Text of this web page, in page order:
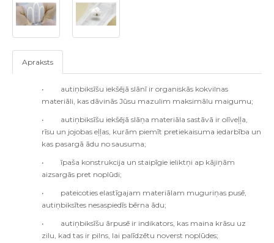
Apraksts
•
autiņbiksīšu iekšējā slānī ir organiskās kokvilnas
materiāli, kas dāvinās Jūsu mazulim maksimālu maigumu;
•
autiņbiksīšu iekšējā slāņa materiāla sastāvā ir olīveļļa,
rīsu un jojobas eļļas, kurām piemīt pretiekaisuma iedarbība un
kas pasargā ādu no sausuma;
•
īpaša konstrukcija un staipīgie ieliktņi ap kājiņām
aizsargās pret noplūdi;
•
pateicoties elastīgajam materiālam muguriņas pusē,
autiņbiksītes nesaspiedīs bērna ādu;
•
autiņbiksīšu ārpusē ir indikators, kas maina krāsu uz
zilu, kad tas ir pilns, lai palīdzētu noverst noplūdes;